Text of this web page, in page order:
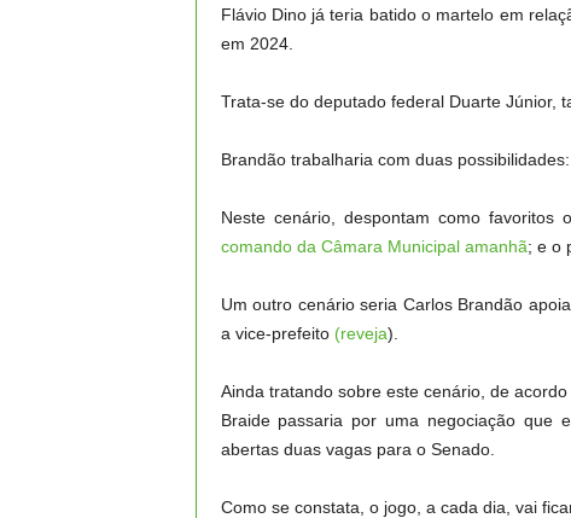
Flávio Dino já teria batido o martelo em
em 2024.
Trata-se do deputado federal Duarte Júnior,
Brandão trabalharia com duas
Neste cenário, despontam como favoritos
comando da Câmara Municipal amanhã; e o
Um outro cenário seria Carlos Brandão
a vice-prefeito (reveja).
Ainda tratando sobre este cenário, de
Braide passaria por uma negociação que
abertas duas vagas para o Senado.
Como se constata, o jogo, a cada dia, vai